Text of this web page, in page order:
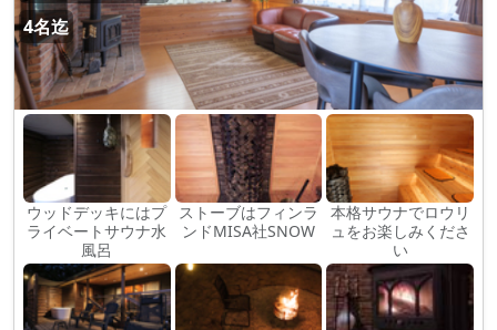
4名迄
ウッドデッキにはプ
ライベートサウナ水
風呂
ストーブはフィンラ
ンドMISA社SNOW
本格サウナでロウリ
ュをお楽しみくださ
い